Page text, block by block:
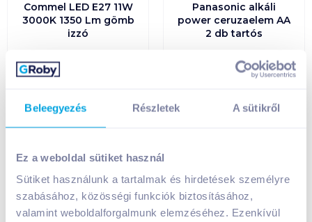
Beleegyezés Részletek A sütikről
Ez a weboldal sütiket használ
Sütiket használunk a tartalmak és hirdetések személyre
szabásához, közösségi funkciók biztosításához,
valamint weboldalforgalmunk elemzéséhez. Ezenkívül
Commel LED E27 11W
3000K 1350 Lm gömb
izzó
1 299
+1 karton a kosárba
Panasonic alkáli
power ceruzaelem AA
2 db tartós
db